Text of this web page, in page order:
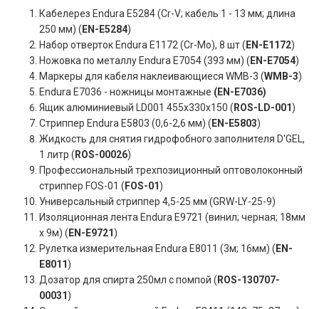
Кабелерез Endura E5284 (Cr-V; кабель 1 - 13 мм; длина
250 мм) ( EN-E5284)
Набор отверток Endura E1172 (Cr-Mo), 8 шт ( EN-E1172)
Ножовка по металлу Endura E7054 (393 мм) ( EN-E7054)
Маркеры для кабеля наклеивающиеся WMB-3 (WMB-3)
Endura E7036 - ножницы монтажные (EN-E7036)
Ящик алюминиевый LD001 455х330х150 ( ROS-LD-001)
Стриппер Endura E5803 (0,6-2,6 мм) ( EN-E5803)
Жидкость для снятия гидрофобного заполнителя D'GEL,
1 литр ( ROS-00026)
Профессиональный трехпозиционный оптоволоконный
стриппер FOS-01 ( FOS-01)
Универсальный стриппер 4,5-25 мм (GRW-LY-25-9)
Изоляционная лента Endura E9721 (винил; черная; 18мм
x 9м) ( EN-E9721)
Рулетка измерительная Endura E8011 (3м; 16мм) ( EN-
E8011)
Дозатор для спирта 250мл с помпой ( ROS-130707-
00031)